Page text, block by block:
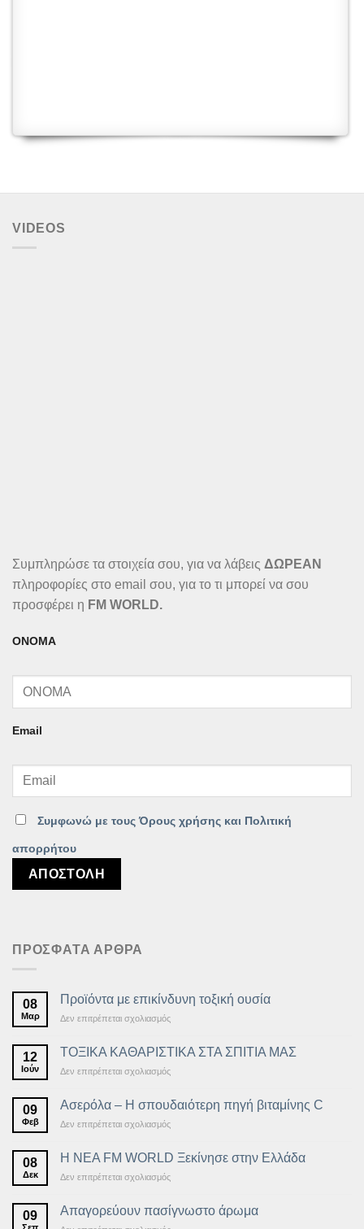
VIDEOS
Συμπληρώσε τα στοιχεία σου, για να λάβεις ΔΩΡΕΑΝ
πληροφορίες στο email σου, για το τι μπορεί να σου
προσφέρει η FM WORLD.
ΟΝΟΜΑ
Email
Συμφωνώ με τους Όρους χρήσης και Πολιτική
απορρήτου
ΠΡΟΣΦΑΤΑ ΑΡΘΡΑ
08
Μαρ
Προϊόντα με επικίνδυνη τοξική ουσία
Δεν επιτρέπεται σχολιασμόςστο
με
επικίνδυνη
τοξική
12
Ιούν
ΤΟΞΙΚΑ ΚΑΘΑΡΙΣΤΙΚΑ ΣΤΑ ΣΠΙΤΙΑ ΜΑΣ
Δεν επιτρέπεται σχολιασμόςστο
ΚΑΘΑΡΙΣΤΙΚΑ
ΣΤΑ
ΣΠΙΤΙΑ
09
Φεβ
Ασερόλα – Η σπουδαιότερη πηγή βιταμίνης C
Δεν επιτρέπεται σχολιασμόςστο
–
Η
σπουδαιότερη
βιταμίνης
C
08
Δεκ
Η ΝΕΑ FM WORLD Ξεκίνησε στην Ελλάδα
Δεν επιτρέπεται σχολιασμόςστο
ΝΕΑ
FM
09 Απαγορεύουν πασίγνωστο άρωμα